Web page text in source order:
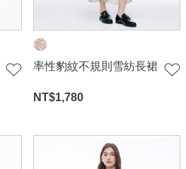
率性豹紋不規則雪紡長裙
NT$1,780